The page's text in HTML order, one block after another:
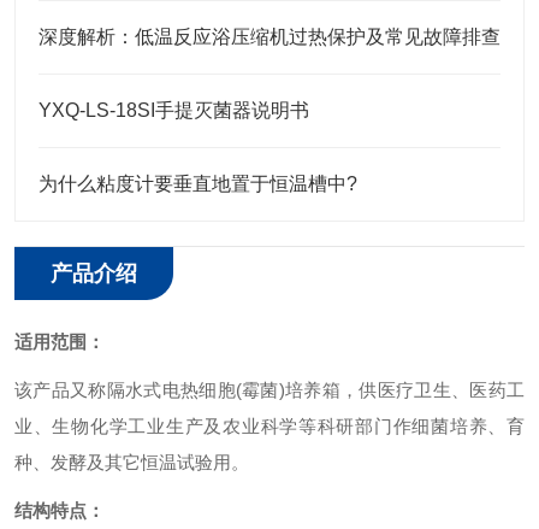
深度解析：低温反应浴压缩机过热保护及常见故障排查
YXQ-LS-18SI手提灭菌器说明书
为什么粘度计要垂直地置于恒温槽中?
产品介绍
适用范围：
该产品又称隔水式电热细胞(霉菌)培养箱，供医疗卫生、医药工
业、生物化学工业生产及农业科学等科研部门作细菌培养、育
种、发酵及其它恒温试验用。
结构特点：